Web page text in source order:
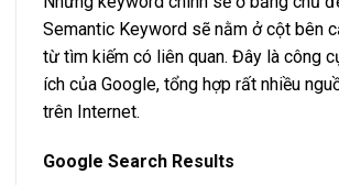
Semantic Keyword sẽ nằm ở cột bên
từ tìm kiếm có liên quan. Đây là công
ích của Google, tổng hợp rất nhiều
trên Internet.
Google Search Results